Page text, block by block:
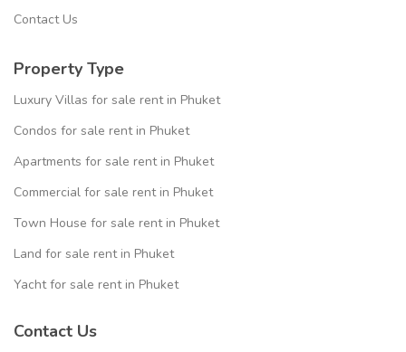
Contact Us
Property Type
Luxury Villas for sale rent in Phuket
Condos for sale rent in Phuket
Apartments for sale rent in Phuket
Commercial for sale rent in Phuket
Town House for sale rent in Phuket
Land for sale rent in Phuket
Yacht for sale rent in Phuket
Contact Us